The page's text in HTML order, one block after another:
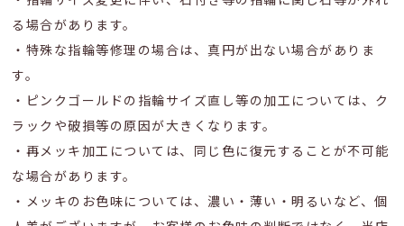
る場合があります。
・特殊な指輪等修理の場合は、真円が出ない場合がありま
す。
・ピンクゴールドの指輪サイズ直し等の加工については、ク
ラックや破損等の原因が大きくなります。
・再メッキ加工については、同じ色に復元することが不可能
な場合があります。
・メッキのお色味については、濃い・薄い・明るいなど、個